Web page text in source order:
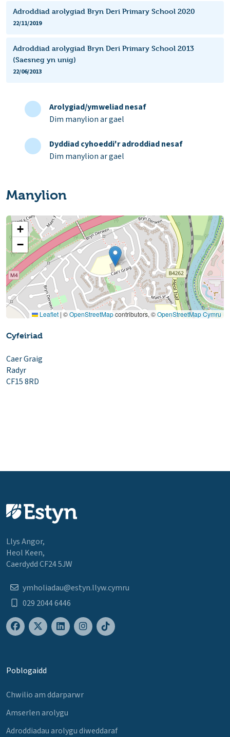
Adroddiad arolygiad Bryn Deri Primary School 2020
22/11/2019
Adroddiad arolygiad Bryn Deri Primary School 2013
(Saesneg yn unig)
22/06/2013
Arolygiad/ymweliad nesaf
Dim manylion ar gael
Dyddiad cyhoeddi'r adroddiad nesaf
Dim manylion ar gael
Manylion
+
−
Leaflet | ©OpenStreetMapcontributors, ©OpenStreetMap Cymru
Cyfeiriad
Caer Graig
Radyr
CF15 8RD
Llys Angor,
Heol Keen,
Caerdydd CF24 5JW
ymholiadau@estyn.llyw.cymru
029 2044 6446
Poblogaidd
Chwilio am ddarparwr
Amserlen arolygu
Adroddiadau arolygu diweddaraf